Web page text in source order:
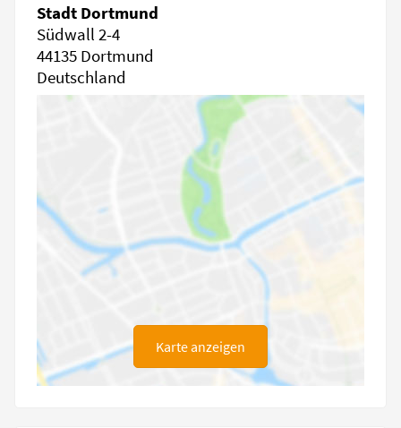
Stadt Dortmund
Südwall 2-4
44135 Dortmund
Deutschland
Karte anzeigen